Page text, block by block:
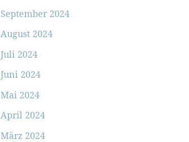
September 2024
August 2024
Juli 2024
Juni 2024
Mai 2024
April 2024
März 2024